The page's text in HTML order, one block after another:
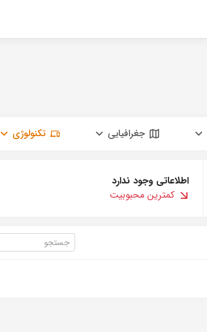
جغرافیایی تکنولوژی
اطلاعاتی وجود ندارد
کمترین محبوبیت